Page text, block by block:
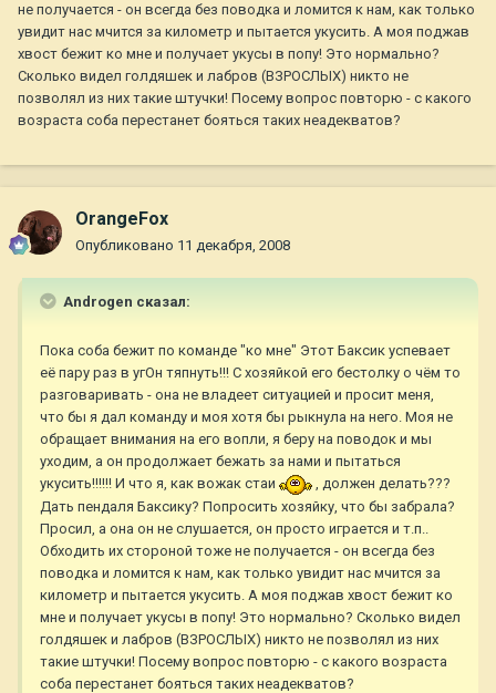
не получается - он всегда без поводка и ломится к нам, как только
увидит нас мчится за километр и пытается укусить. А моя поджав
хвост бежит ко мне и получает укусы в попу! Это нормально?
Сколько видел голдяшек и лабров (ВЗРОСЛЫХ) никто не
позволял из них такие штучки! Посему вопрос повторю - с какого
возраста соба перестанет бояться таких неадекватов?
OrangeFox
Опубликовано 11 декабря, 2008
Androgen сказал:
Пока соба бежит по команде "ко мне" Этот Баксик успевает
её пару раз в угОн тяпнуть!!! С хозяйкой его бестолку о чём то
разговаривать - она не владеет ситуацией и просит меня,
что бы я дал команду и моя хотя бы рыкнула на него. Моя не
обращает внимания на его вопли, я беру на поводок и мы
уходим, а он продолжает бежать за нами и пытаться
укусить!!!!!! И что я, как вожак стаи
, должен делать???
Дать пендаля Баксику? Попросить хозяйку, что бы забрала?
Просил, а она он не слушается, он просто играется и т.п..
Обходить их стороной тоже не получается - он всегда без
поводка и ломится к нам, как только увидит нас мчится за
километр и пытается укусить. А моя поджав хвост бежит ко
мне и получает укусы в попу! Это нормально? Сколько видел
голдяшек и лабров (ВЗРОСЛЫХ) никто не позволял из них
такие штучки! Посему вопрос повторю - с какого возраста
соба перестанет бояться таких неадекватов?